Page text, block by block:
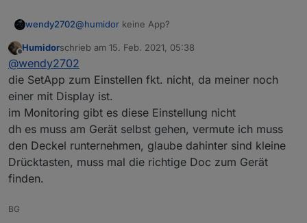
wendy2702@humidor keine App?
Kein Konfigurations Menü oder Online Portal ?
Offline
Humidorschrieb am 15. Feb. 2021, 05:38
zuletzt editiert von
@wendy2702
die SetApp zum Einstellen fkt. nicht, da meiner noch
einer mit Display ist.
im Monitoring gibt es diese Einstellung nicht
dh es muss am Gerät selbst gehen, vermute ich muss
den Deckel runternehmen, glaube dahinter sind kleine
Drücktasten, muss mal die richtige Doc zum Gerät
finden.
BG